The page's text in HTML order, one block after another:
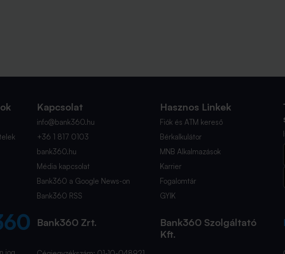
Kapcsolat
info@bank360.hu
+36 1 817 0103
bank360.hu
Média kapcsolat
Bank360 a Google News-on
Bank360 RSS
Hasznos Linkek
Fiók és ATM kereső
Bérkalkulátor
MNB Alkalmazások
Karrier
Fogalomtár
GYIK
Bank360 Zrt.
Bank360 Szolgáltató
Kft.